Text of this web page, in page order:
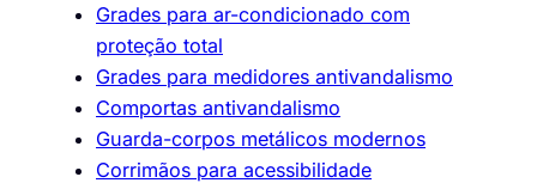
Grades para ar-condicionado com
proteção total
Grades para medidores antivandalismo
Comportas antivandalismo
Guarda-corpos metálicos modernos
Corrimãos para acessibilidade